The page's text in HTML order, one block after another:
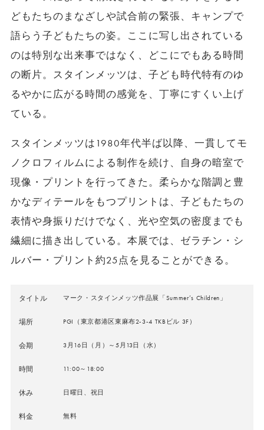
どもたちのまなざしや試合前の緊張、キャンプで
語らう⼦どもたちの姿。ここに写し出されている
のは特別な出来事ではなく、どこにでもある時間
の断⽚。スタインメッツは、⼦ども時代特有のゆ
るやかに広がる時間の感覚を、丁寧にすくい上げ
ている。
スタインメッツは1980年代半ば以降、⼀貫してモ
ノクロフィルムによる制作を続け、⾃⾝の暗室で
現像・プリントを⾏ってきた。柔らかな階調と豊
かなディテールをもつプリントは、⼦どもたちの
表情や⾝振りだけでなく、光や空気の密度までも
繊細に描き出している。本展では、ゼラチン・シ
ルバー・プリント約25点を見ることができる。
タイトル マーク・スタインメッツ作品展「Summer’s Children」
場所 PGI（東京都港区東⿇布2-3-4 TKBビル 3F）
会期 3月16日（月）～5月13日（水）
時間 11:00～18:00
休み 日曜日、祝日
料金 無料